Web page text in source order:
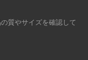
質やサイズを確認して